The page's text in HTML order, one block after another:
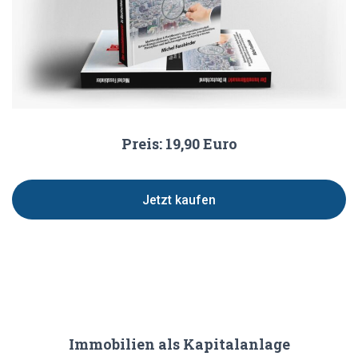
Preis: 19,90 Euro
Jetzt kaufen
Immobilien als Kapitalanlage